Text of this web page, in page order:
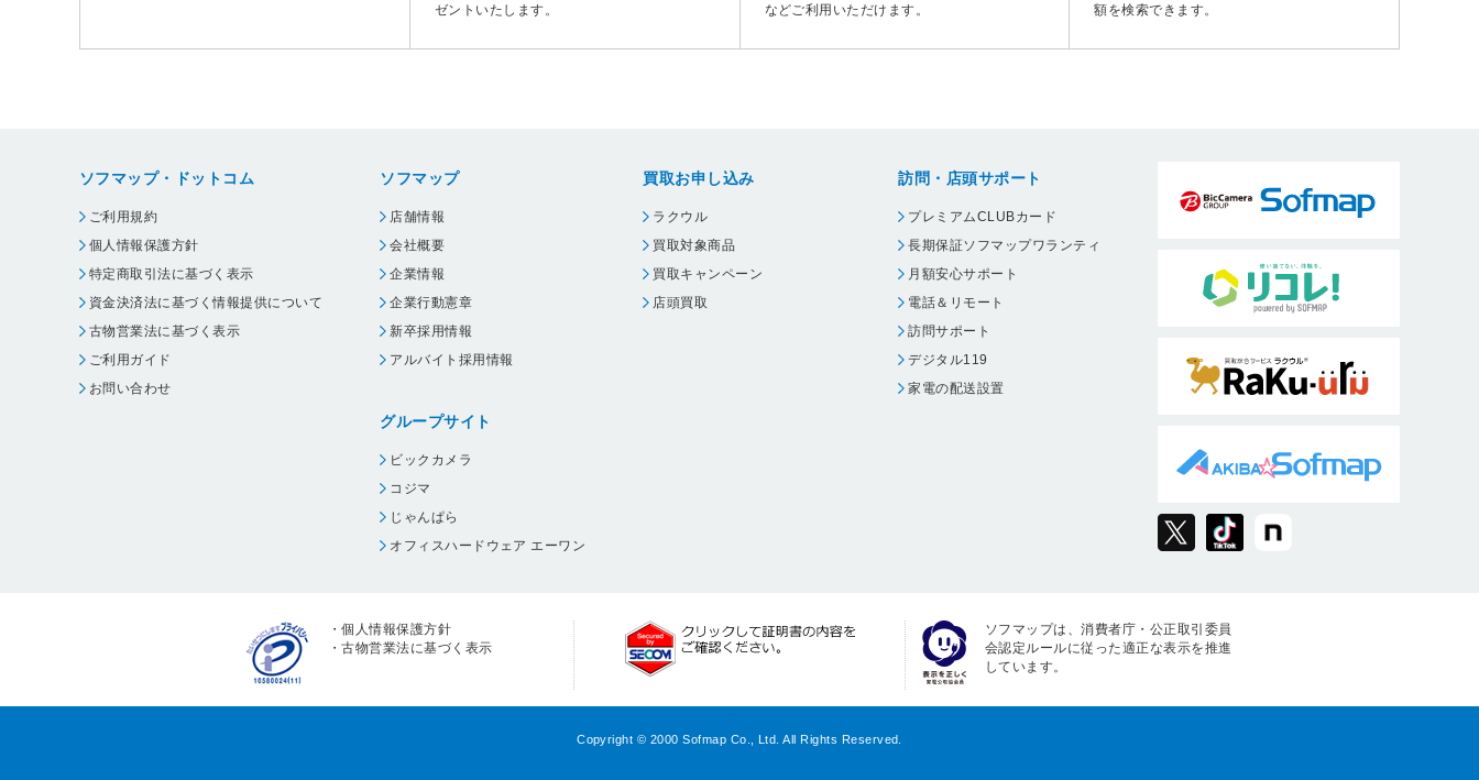
ゼントいたします。
などご利用いただけます。
額を検索できます。
ソフマップ・ドットコム
ご利用規約
個人情報保護方針
特定商取引法に基づく表示
資金決済法に基づく情報提供について
古物営業法に基づく表示
ご利用ガイド
お問い合わせ
ソフマップ
店舗情報
会社概要
企業情報
企業行動憲章
新卒採用情報
アルバイト採用情報
グループサイト
ビックカメラ
コジマ
じゃんぱら
オフィスハードウェア エーワン
買取お申し込み
ラクウル
買取対象商品
買取キャンペーン
店頭買取
訪問・店頭サポート
プレミアムCLUBカード
長期保証ソフマップワランティ
月額安心サポート
電話＆リモート
訪問サポート
デジタル119
家電の配送設置
・個人情報保護方針
・古物営業法に基づく表示
ソフマップは、消費者庁・公正取引委員
会認定ルールに従った適正な表示を推進
しています。
Copyright © 2000 Sofmap Co., Ltd. All Rights Reserved.